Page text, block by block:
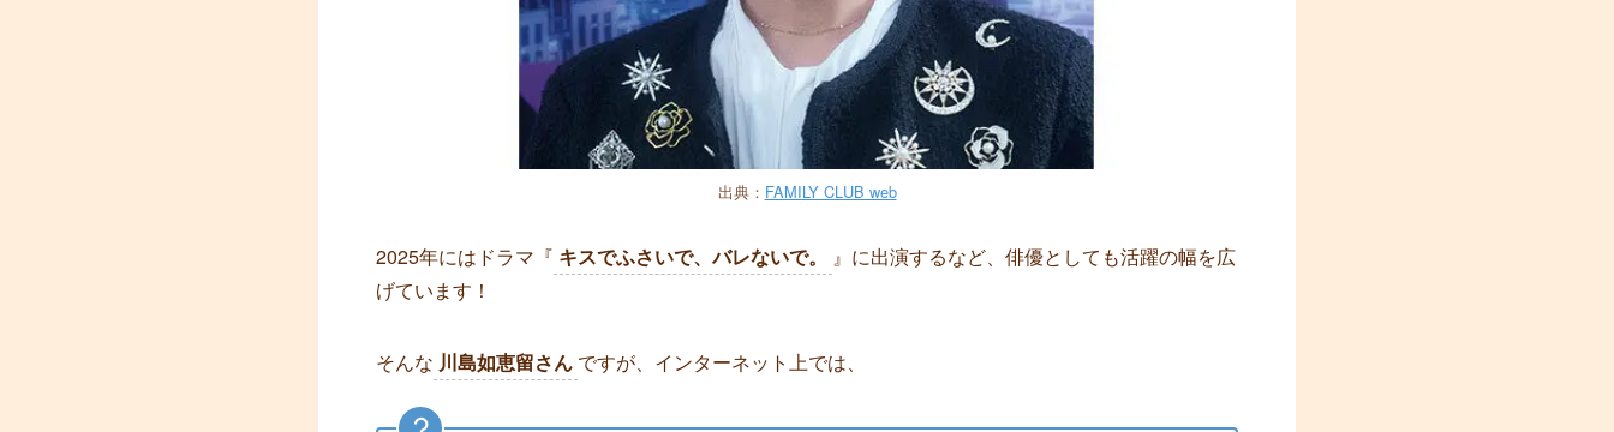
出典： FAMILY CLUB web
2025年にはドラマ『 キスでふさいで、バレないで。
』に出演するなど、俳優としても活躍の幅を広
げています！
そんな 川島如恵留さん ですが、インターネット上では、